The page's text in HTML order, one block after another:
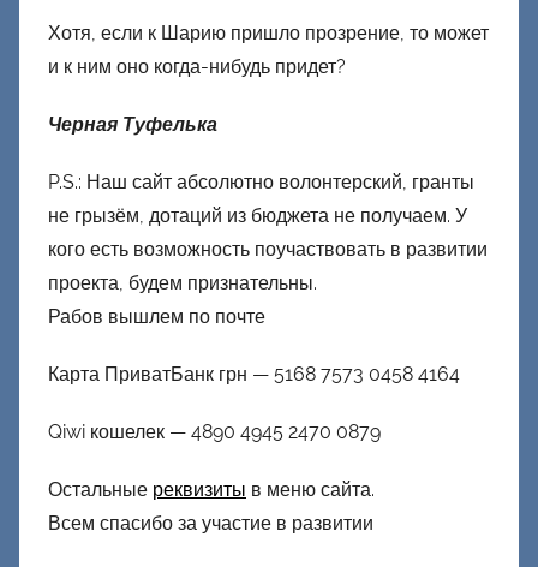
Хотя, если к Шарию пришло прозрение, то может
и к ним оно когда-нибудь придет?
Черная Туфелька
P.S.: Наш сайт абсолютно волонтерский, гранты
не грызём, дотаций из бюджета не получаем. У
кого есть возможность поучаствовать в развитии
проекта, будем признательны.
Рабов вышлем по почте
Карта ПриватБанк грн — 5168 7573 0458 4164
Qiwi кошелек — 4890 4945 2470 0879
Остальные реквизиты в меню сайта.
Всем спасибо за участие в развитии